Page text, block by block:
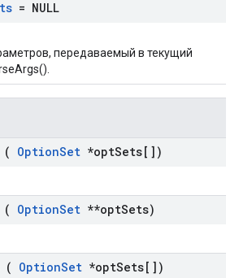
= NULL
передаваемый в текущий
( OptionSet *optSets[])
( OptionSet **optSets)
( OptionSet *optSets[])